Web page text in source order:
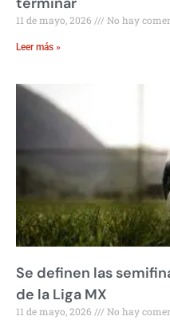
11 de mayo, 2026 No hay
Leer más »
Se definen las
de la Liga MX
11 de mayo, 2026 No hay